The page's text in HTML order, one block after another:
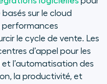
sur le cloud
performances
le cycle de vente. Les
d’appel pour les
l’automatisation des
la productivité, et